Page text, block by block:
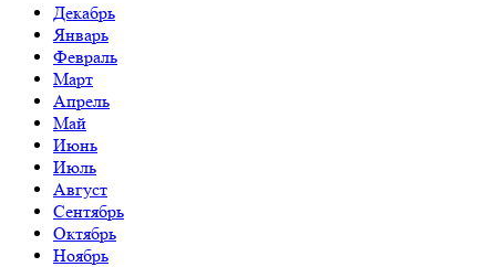
Декабрь
Январь
Февраль
Март
Апрель
Май
Июнь
Июль
Август
Сентябрь
Октябрь
Ноябрь